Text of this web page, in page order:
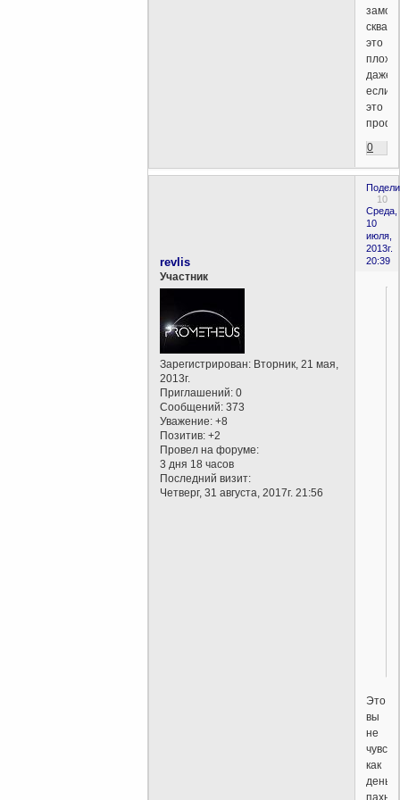
это
плохо,
даже
если
это
0
10
Среда,
10
июля,
2013г.
20:39
revlis
Участник
Зарегистрирован: Вторник, 21 мая,
2013г.
Приглашений: 0
Сообщений: 373
Уважение: +8
Позитив: +2
Провел на форуме:
3 дня 18 часов
Последний визит:
Четверг, 31 августа, 2017г. 21:56
Это
вы
не
как
деньги